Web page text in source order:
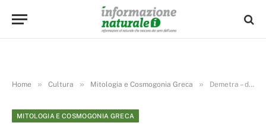
Home » Cultura » Mitologia e Cosmogonia Greca » Demetra – dea dell’agricoltura
MITOLOGIA E COSMOGONIA GRECA